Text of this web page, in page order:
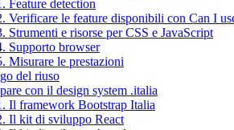
Feature detection
Verificare le feature disponibili con Can I
Strumenti e risorse per CSS e JavaScript
Supporto browser
Misurare le prestazioni
del riuso
con il design system .italia
Il framework Bootstrap Italia
Il kit di sviluppo React